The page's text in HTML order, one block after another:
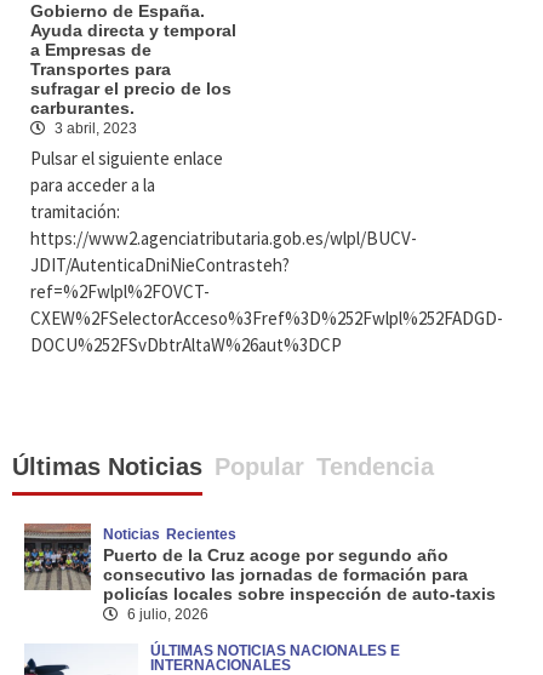
Gobierno de España.
Ayuda directa y temporal
a Empresas de
Transportes para
sufragar el precio de los
carburantes.
3 abril, 2023
Pulsar el siguiente enlace
para acceder a la
tramitación:
https://www2.agenciatributaria.gob.es/wlpl/BUCV-
JDIT/AutenticaDniNieContrasteh?
ref=%2Fwlpl%2FOVCT-
CXEW%2FSelectorAcceso%3Fref%3D%252Fwlpl%252FADGD-
DOCU%252FSvDbtrAltaW%26aut%3DCP
Últimas Noticias Popular Tendencia
Noticias Recientes
Puerto de la Cruz acoge por segundo año
consecutivo las jornadas de formación para
policías locales sobre inspección de auto-taxis
6 julio, 2026
ÚLTIMAS NOTICIAS NACIONALES E
INTERNACIONALES